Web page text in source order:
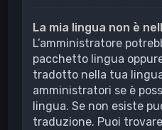
La mia lingua non è
L’amministratore
pacchetto lingua
tradotto nella tua
amministratori se è
lingua. Se non esiste
traduzione. Puoi